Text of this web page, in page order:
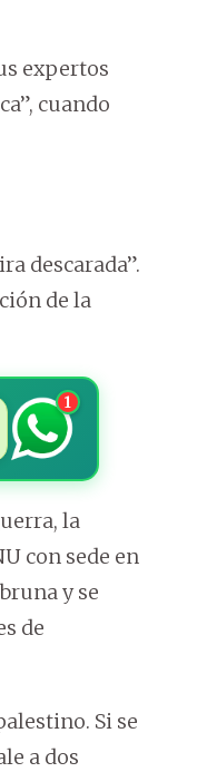
expertos
cuando
descarada”.
de la
1
la
con sede en
y se
de
Si se
a dos